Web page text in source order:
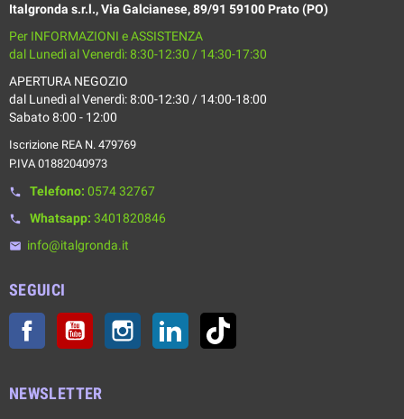
Italgronda s.r.l., Via Galcianese, 89/91 59100 Prato (PO)
Per INFORMAZIONI e ASSISTENZA
dal Lunedì al Venerdì: 8:30-12:30 / 14:30-17:30
APERTURA NEGOZIO
dal Lunedì al Venerdì: 8:00-12:30 / 14:00-18:00
Sabato 8:00 - 12:00
Iscrizione REA N. 479769
P.IVA 01882040973
phone Telefono: 0574 32767
phone Whatsapp: 3401820846
email info@italgronda.it
SEGUICI
Facebook YouTube Instagram LinkedIn
NEWSLETTER